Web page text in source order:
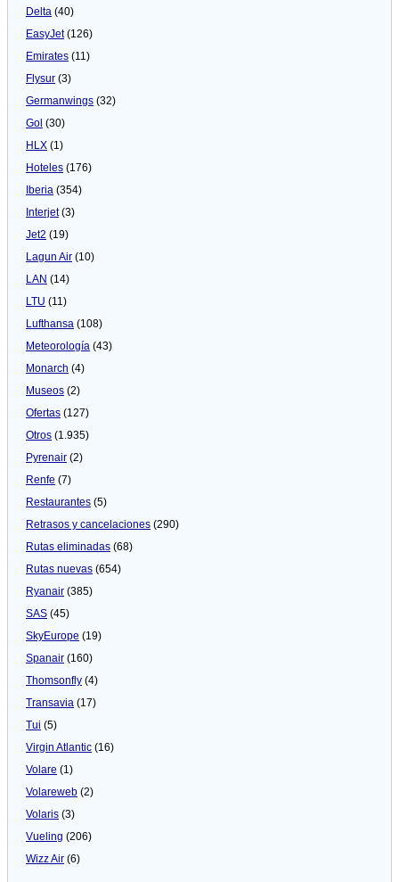
Delta (40)
EasyJet(126)
Emirates (11)
Flysur (3)
Germanwings (32)
Gol (30)
HLX (1)
Hoteles (176)
Iberia (354)
Interjet(3)
Jet2 (19)
Lagun Air (10)
LAN (14)
LTU (11)
Lufthansa (108)
Meteorologí­a (43)
Monarch (4)
Museos (2)
Ofertas (127)
Otros (1.935)
Pyrenair (2)
Renfe (7)
Restaurantes (5)
Retrasos y cancelaciones (290)
Rutas eliminadas (68)
Rutas nuevas (654)
Ryanair (385)
SAS (45)
SkyEurope (19)
Spanair (160)
Thomsonfly (4)
Transavia (17)
Tui (5)
Virgin Atlantic (16)
Volare (1)
Volareweb (2)
Volaris (3)
Vueling (206)
Wizz Air (6)